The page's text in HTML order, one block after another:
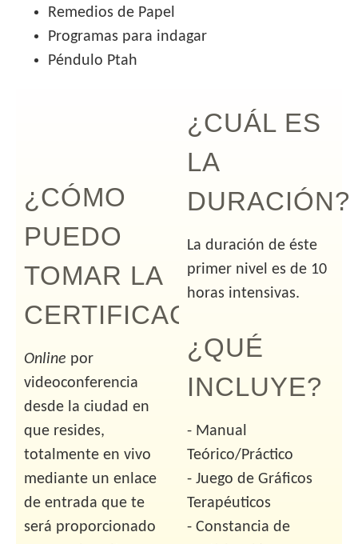
Remedios de Papel
Programas para indagar
Péndulo Ptah
¿CÓMO
PUEDO
TOMAR LA
CERTIFICACIÓN?
Online por
videoconferencia
desde la ciudad en
que resides,
totalmente en vivo
mediante un enlace
de entrada que te
será proporcionado
¿CUÁL ES
LA
DURACIÓN?
La duración de éste
primer nivel es de 10
horas intensivas.
¿QUÉ
INCLUYE?
- Manual
Teórico/Práctico
- Juego de Gráficos
Terapéuticos
- Constancia de